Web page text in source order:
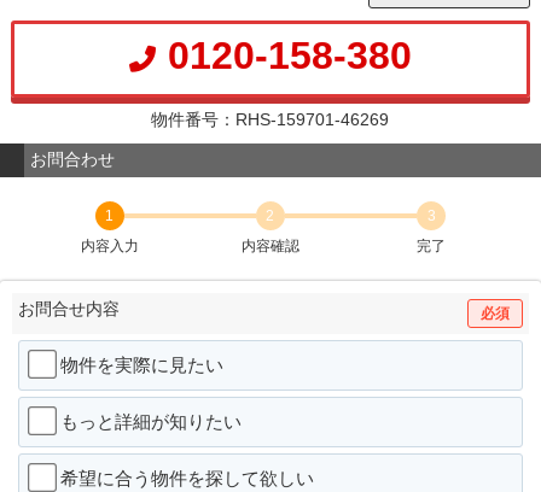
0120-158-380
物件番号：RHS-159701-46269
お問合わせ
1
内容入力
2
内容確認
3
完了
お問合せ内容 必須
物件を実際に見たい
もっと詳細が知りたい
希望に合う物件を探して欲しい